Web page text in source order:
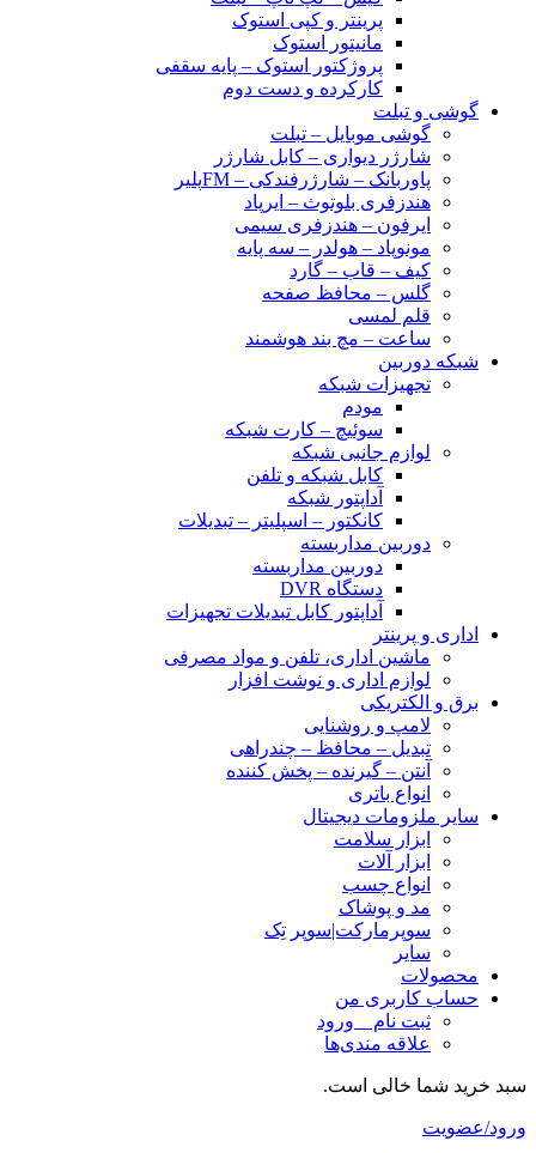
پرینتر و کپی استوک
مانیتور استوک
پروژکتور استوک – پایه سقفی
کارکرده و دست دوم
گوشی و تبلت
گوشی موبایل – تبلت
شارژر دیواری – کابل شارژر
پاوربانک – شارژرفندکی – FMپلیر
هندزفری بلوتوث – ایرپاد
ایرفون – هندزفری سیمی
مونوپاد – هولدر – سه پایه
کیف – قاب – گارد
گلس – محافظ صفحه
قلم لمسی
ساعت – مچ بند هوشمند
شبکه دوربین
تجهیزات شبکه
مودم
سوئیچ – کارت شبکه
لوازم جانبی شبکه
کابل شبکه و تلفن
آداپتور شبکه
کانکتور – اسپلیتر – تبدیلات
دوربین مداربسته
دوربین مداربسته
دستگاه DVR
آداپتور کابل تبدیلات تجهیزات
اداری و پرینتر
ماشین اداری، تلفن و مواد مصرفی
لوازم اداری و نوشت افزار
برق و الکتریکی
لامپ و روشنایی
تبدیل – محافظ – چندراهی
آنتن – گیرنده – پخش کننده
انواع باتری
سایر ملزومات دیجیتال
ابزار سلامت
ابزار آلات
انواع چسب
مد و پوشاک
سوپرمارکت|سوپر تِک
سایر
محصولات
حساب کاربری من
ثبت نام _ ورود
علاقه مندی‌ها
سبد خرید شما خالی است.
ورود/عضویت